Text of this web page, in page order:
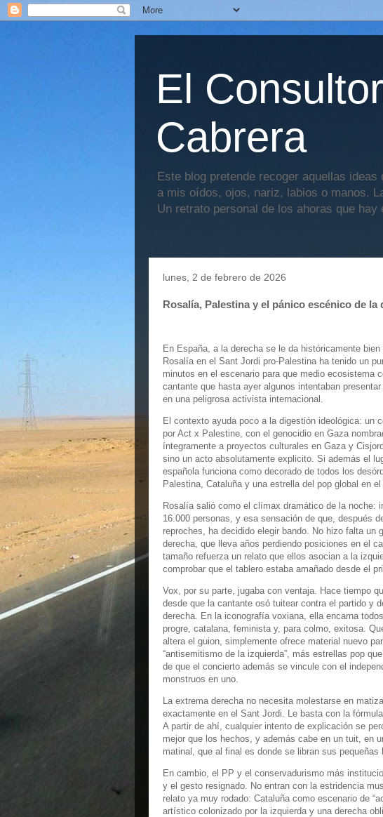
El
Cabrera
Este blog pretende recoger aquellas
a mis oídos, ojos, nariz, labios o manos.
Un retrato personal de los ahoras que
lunes, 2 de febrero de 2026
Rosalía, Palestina y el pánico escénico de la
En España, a la derecha se le da históricamente
Rosalía en el Sant Jordi pro-Palestina ha tenido un
minutos en el escenario para que medio ecosistema
cantante que hasta ayer algunos intentaban
en una peligrosa activista internacional.
El contexto ayuda poco a la digestión ideológica: un
por Act x Palestine, con el genocidio en Gaza
íntegramente a proyectos culturales en Gaza y
sino un acto absolutamente explicito. Si además el
española funciona como decorado de todos los
Palestina, Cataluña y una estrella del pop global en
Rosalía salió como el clímax dramático de la noche:
16.000 personas, y esa sensación de que, después
reproches, ha decidido elegir bando. No hizo falta un
derecha, que lleva años perdiendo posiciones en el
tamaño refuerza un relato que ellos asocian a la
comprobar que el tablero estaba amañado desde el
Vox, por su parte, jugaba con ventaja. Hace tiempo
desde que la cantante osó tuitear contra el partido y
derecha. En la iconografía voxiana, ella encarna
progre, catalana, feminista y, para colmo, exitosa.
altera el guion, simplemente ofrece material nuevo
“antisemitismo de la izquierda”, más estrellas pop
de que el concierto además se vincule con el
monstruos en uno.
La extrema derecha no necesita molestarse en
exactamente en el Sant Jordi. Le basta con la
A partir de ahí, cualquier intento de explicación se
mejor que los hechos, y además cabe en un tuit, en
matinal, que al final es donde se libran sus
En cambio, el PP y el conservadurismo más
y el gesto resignado. No entran con la estridencia
relato ya muy rodado: Cataluña como escenario de
artístico colonizado por la izquierda y una derecha